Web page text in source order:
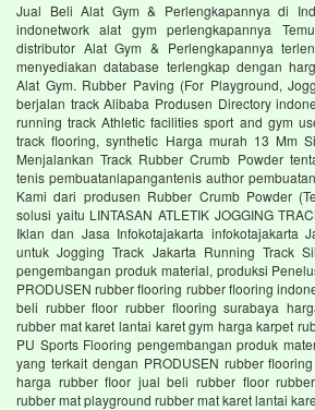
Jual Beli Alat Gym & Perlengkapannya di
indonetwork alat gym perlengkapannya
distributor Alat Gym & Perlengkapannya
menyediakan database terlengkap dengan
Alat Gym. Rubber Paving (For Playground,
berjalan track Alibaba Produsen Directory
running track Athletic facilities sport and gym
track flooring, synthetic Harga murah 13 Mm
Menjalankan Track Rubber Crumb Powder
tenis pembuatanlapangantenis author
Kami dari produsen Rubber Crumb Powder
solusi yaitu LINTASAN ATLETIK JOGGING
Iklan dan Jasa Infokotajakarta infokotajakarta
untuk Jogging Track Jakarta Running Track
pengembangan produk material, produksi
PRODUSEN rubber flooring rubber flooring
beli rubber floor rubber flooring surabaya
rubber mat karet lantai karet gym harga karpet
PU Sports Flooring pengembangan produk
yang terkait dengan PRODUSEN rubber
harga rubber floor jual beli rubber floor
rubber mat playground rubber mat karet lantai